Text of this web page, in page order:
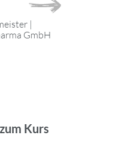
|
GmbH
Kurs